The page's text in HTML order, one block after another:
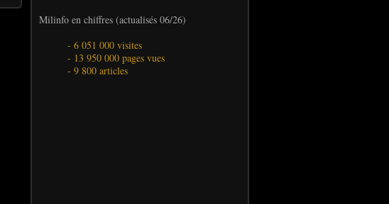
Milinfo en chiffres (actualisés 06/26)
- 6 051 000 visites
- 13 950 000 pages vues
- 9 800 articles